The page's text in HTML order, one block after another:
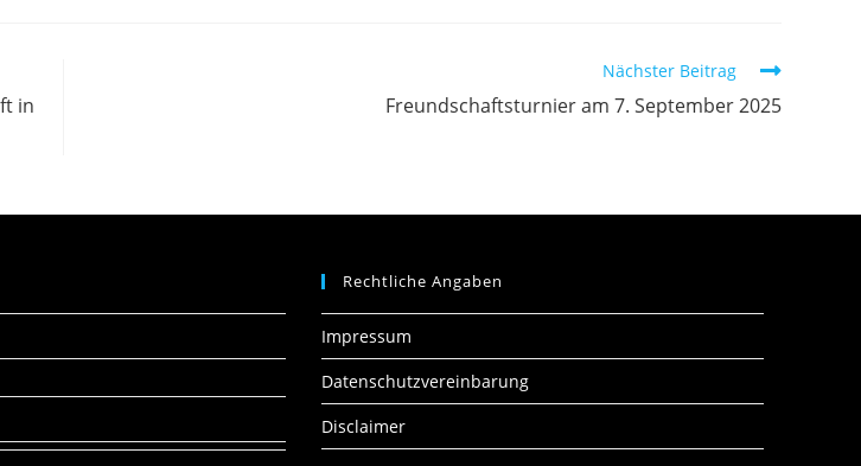
in
Nächster Beitrag
Freundschaftsturnier am 7. September 2025
Rechtliche Angaben
Impressum
Datenschutzvereinbarung
Disclaimer